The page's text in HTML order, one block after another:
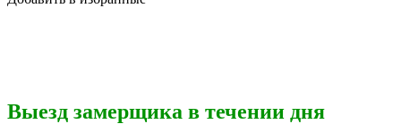
Выезд замерщика в течении дня